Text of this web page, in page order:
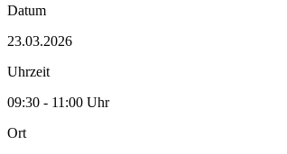
Datum
23.03.2026
Uhrzeit
09:30 - 11:00 Uhr
Ort